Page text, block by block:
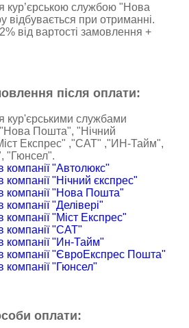
кур’єрською службою "Нова
при отриманні.
від вартості замовлення +
після оплати:
кур'єрськими службами
Пошта", "Нічний
Експрес" ,"САТ" ,"ИН-Тайм",
"Гюнсел".
компанії "Автолюкс"
"Нічний єкспрес"
компанії "Нова Пошта"
"Делівері"
"Міст Експрес"
компанії "САТ"
компанії "Ин-Тайм"
компанії "ЄвроЕкспрес Пошта"
компанії "Гюнсел"
оплати: